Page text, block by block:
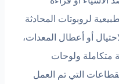
المحادثة
أعطال المعدات،
ولوحات
التي تم العمل